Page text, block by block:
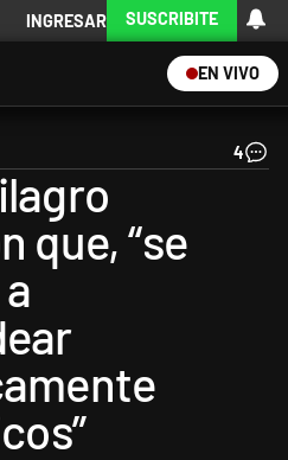
INGRESAR SUSCRIBITE
EN VIVO
4
que, “se